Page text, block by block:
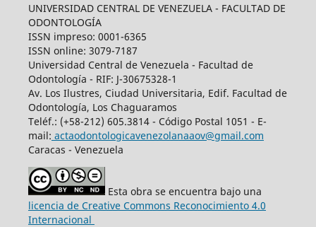
UNIVERSIDAD CENTRAL DE VENEZUELA - FACULTAD DE
ODONTOLOGÍA
ISSN impreso: 0001-6365
ISSN online: 3079-7187
Universidad Central de Venezuela - Facultad de
Odontología - RIF: J-30675328-1
Av. Los Ilustres, Ciudad Universitaria, Edif. Facultad de
Odontología, Los Chaguaramos
Teléf.: (+58-212) 605.3814 - Código Postal 1051 - E-
mail: actaodontologicavenezolanaaov@gmail.com
Caracas - Venezuela
Esta obra se encuentra bajo una
licencia de Creative Commons Reconocimiento 4.0
Internacional